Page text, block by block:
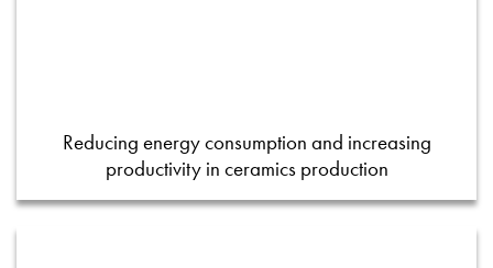
Reducing energy consumption and increasing
productivity in ceramics production